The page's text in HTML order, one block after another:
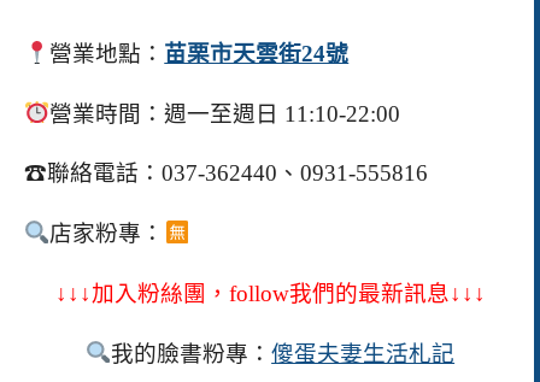
營業地點： 苗栗市天雲街24號
營業時間：週一至週日 11:10-22:00
☎聯絡電話：037-362440、0931-555816
店家粉專：
↓↓↓加入粉絲團，follow我們的最新訊息↓↓↓
我的臉書粉專：傻蛋夫妻生活札記